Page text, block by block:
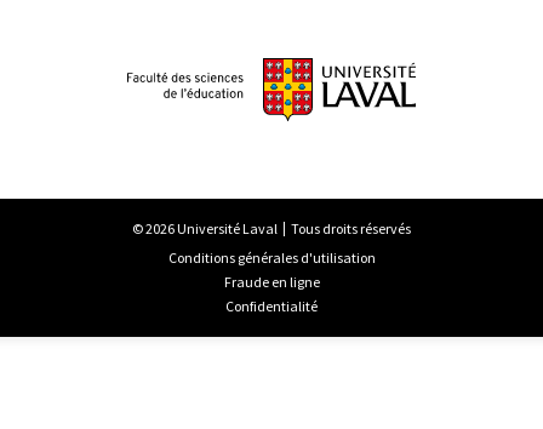
© 2026 Université Laval
Tous droits réservés
Conditions générales d'utilisation
Fraude en ligne
Confidentialité